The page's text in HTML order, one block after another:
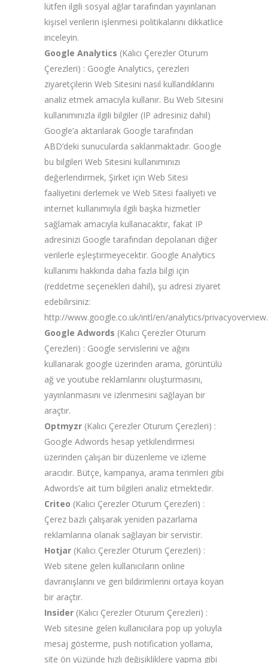
lütfen ilgili sosyal ağlar tarafından yayınlanan
kişisel verilerin işlenmesi politikalarını dikkatlice
inceleyin.
Google Analytics (Kalıcı Çerezler Oturum
Çerezleri) : Google Analytics, çerezleri
ziyaretçilerin Web Sitesini nasıl kullandıklarını
analiz etmek amacıyla kullanır. Bu Web Sitesini
kullanımınızla ilgili bilgiler (IP adresiniz dahil)
Google’a aktarılarak Google tarafından
ABD’deki sunucularda saklanmaktadır. Google
bu bilgileri Web Sitesini kullanımınızı
değerlendirmek, Şirket için Web Sitesi
faaliyetini derlemek ve Web Sitesi faaliyeti ve
internet kullanımıyla ilgili başka hizmetler
sağlamak amacıyla kullanacaktır, fakat IP
adresinizi Google tarafından depolanan diğer
verilerle eşleştirmeyecektir. Google Analytics
kullanımı hakkında daha fazla bilgi için
(reddetme seçenekleri dahil), şu adresi ziyaret
edebilirsiniz:
http://www.google.co.uk/intl/en/analytics/
Google Adwords (Kalıcı Çerezler Oturum
Çerezleri) : Google servislerini ve ağını
kullanarak google üzerinden arama, görüntülü
ağ ve youtube reklamlarını oluşturmasını,
yayınlanmasını ve izlenmesini sağlayan bir
araçtır.
Optmyzr (Kalıcı Çerezler Oturum Çerezleri) :
Google Adwords hesap yetkilendirmesi
üzerinden çalışan bir düzenleme ve izleme
aracıdır. Bütçe, kampanya, arama terimleri gibi
Adwords’e ait tüm bilgileri analiz etmektedir.
Criteo (Kalıcı Çerezler Oturum Çerezleri) :
Çerez bazlı çalışarak yeniden pazarlama
reklamlarına olanak sağlayan bir servistir.
Hotjar (Kalıcı Çerezler Oturum Çerezleri) :
Web sitene gelen kullanıcıların online
davranışlarını ve geri bildirimlerini ortaya koyan
bir araçtır.
Insider (Kalıcı Çerezler Oturum Çerezleri) :
Web sitesine gelen kullanıcılara pop up yoluyla
mesaj gösterme, push notification yollama,
site ön yüzünde hızlı değişikliklere yapma gibi